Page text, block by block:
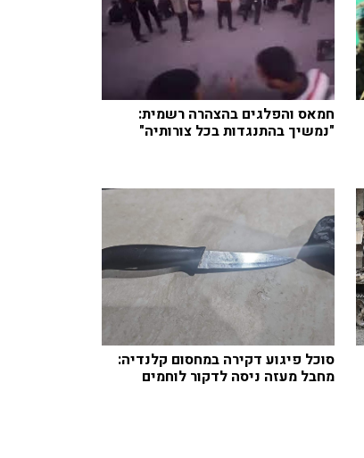
חמאס והפלגים בהצהרה רשמית:
"נמשיך בהתנגדות בכל צורותיה"
סוכל פיגוע דקירה במחסום קלנדיה:
מחבל מעזה ניסה לדקור לוחמים